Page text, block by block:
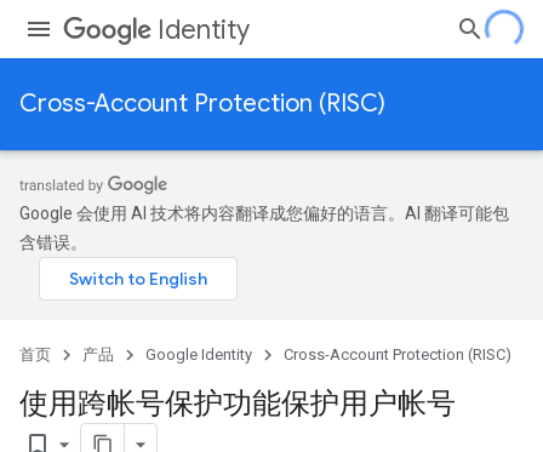
Identity
Cross-Account Protection (RISC)
Google 会使用 AI 技术将内容翻译成您偏好的语言。AI 翻译可能包
含错误。
首页 产品 Google Identity Cross-Account Protection (RISC)
使用跨帐号保护功能保护用户帐号
bookmark_border